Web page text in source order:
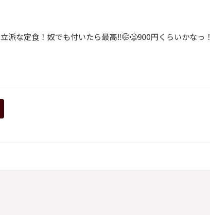
派な定食！奴でも付いたら最高‼️🤭😋900円くらいかなっ！